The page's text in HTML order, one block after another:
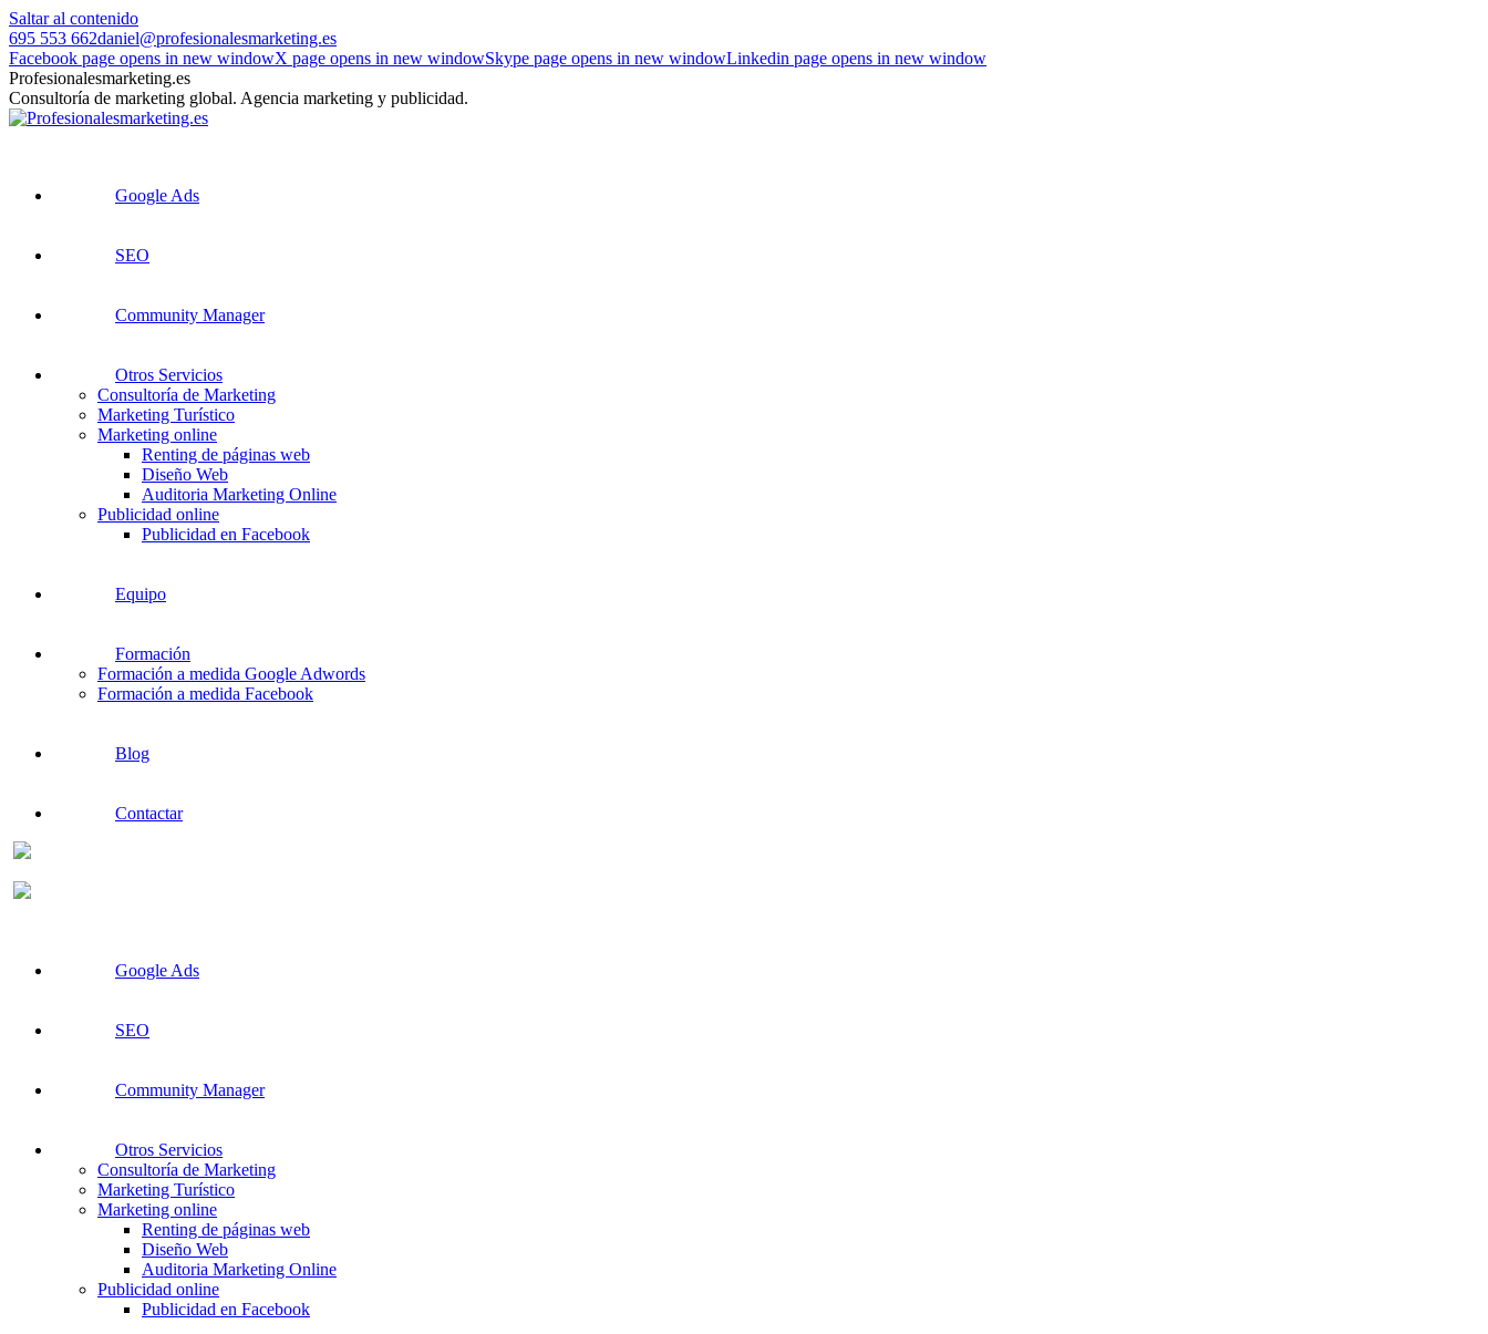
Saltar al contenido
695 553 662daniel@profesionalesmarketing.es
Facebook page opens in new windowX page opens in new windowSkype page opens in new windowLinkedin page opens in new window
Profesionalesmarketing.es
Consultoría de marketing global. Agencia marketing y publicidad.
Google Ads
SEO
Community Manager
Otros Servicios
Consultoría de Marketing
Marketing Turístico
Marketing online
Renting de páginas web
Diseño Web
Auditoria Marketing Online
Publicidad online
Publicidad en Facebook
Equipo
Formación
Formación a medida Google Adwords
Formación a medida Facebook
Blog
Contactar
Google Ads
SEO
Community Manager
Otros Servicios
Consultoría de Marketing
Marketing Turístico
Marketing online
Renting de páginas web
Diseño Web
Auditoria Marketing Online
Publicidad online
Publicidad en Facebook